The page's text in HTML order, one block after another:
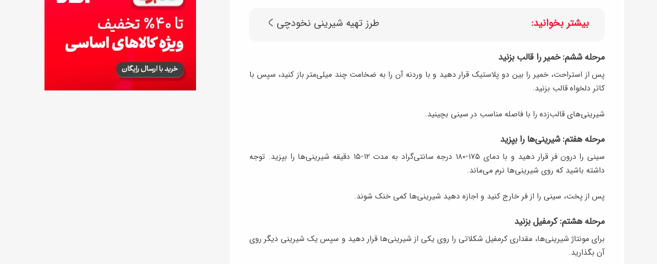
بیشتر بخوانید: طرز تهیه شیرینی نخودچی
مرحله ششم: خمیر را قالب بزنید
پس از استراحت، خمیر را بین دو پلاستیک قرار دهید و با وردنه آن را به ضخامت چند میلی‌متر باز کنید، سپس با
کاتر دلخواه قالب بزنید.
شیرینی‌های قالب‌زده را با فاصله مناسب در سینی بچینید.
مرحله هفتم: شیرینی‌ها را بپزید
سینی را درون فر قرار دهید و با دمای ۱۷۵-۱۸۰ درجه سانتی‌گراد به مدت ۱۲-۱۵ دقیقه شیرینی‌ها را بپزید. توجه
داشته باشید که روی شیرینی‌ها نرم می‌ماند.
پس از پخت، سینی را از فر خارج کنید و اجازه دهید شیرینی‌ها کمی خنک شوند.
مرحله هشتم: کرمفیل بزنید
برای مونتاژ شیرینی‌ها، مقداری کرمفیل شکلاتی را روی یکی از شیرینی‌ها قرار دهید و سپس یک شیرینی دیگر روی
آن بگذارید.
۳۵ لیست غذاهای جدید و متفاوت؛ برای ناهار و
مهمانی
14 مرداد 1405
طرز تهیه پش ملبا (پیچ ملبا)؛ دسر کلاسیک هلو
و بستنی
13 مرداد 1405